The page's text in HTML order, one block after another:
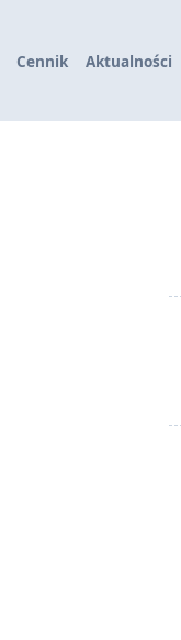
Cennik Aktualności